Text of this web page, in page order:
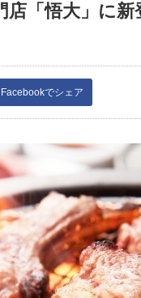
「悟大」に新
Facebookでシェア